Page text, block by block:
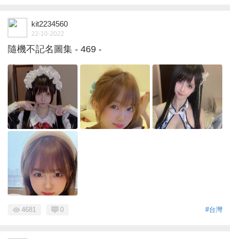
kit2234560
22-10-2022
隨機不記名圖集 - 469 -
#台灣
4681 0